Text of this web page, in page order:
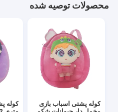
محصولات توصیه شده
کوله پشتی اسباب بازی